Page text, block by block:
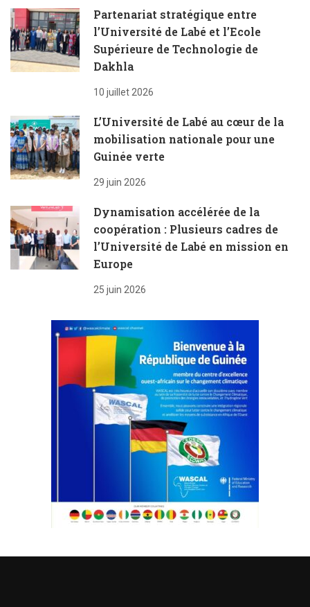
Partenariat stratégique entre
l’Université de Labé et l’Ecole
Supérieure de Technologie de
Dakhla
10 juillet 2026
L’Université de Labé au cœur de la
mobilisation nationale pour une
Guinée verte
29 juin 2026
Dynamisation accélérée de la
coopération : Plusieurs cadres de
l’Université de Labé en mission en
Europe
25 juin 2026